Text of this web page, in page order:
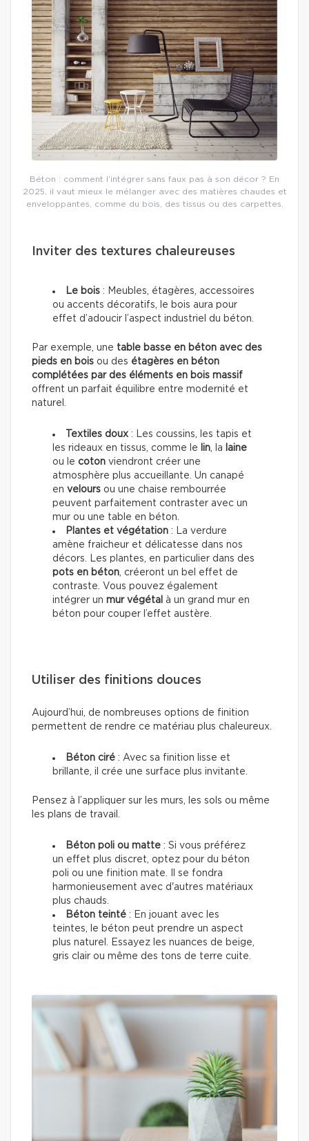
Béton : comment l’intégrer sans faux pas à son décor ? En
2025, il vaut mieux le mélanger avec des matières chaudes et
enveloppantes, comme du bois, des tissus ou des carpettes.
Inviter des textures chaleureuses
Le bois : Meubles, étagères, accessoires
ou accents décoratifs, le bois aura pour
effet d’adoucir l’aspect industriel du béton.
Par exemple, une table basse en béton avec des
pieds en bois ou des étagères en béton
complétées par des éléments en bois massif
offrent un parfait équilibre entre modernité et
naturel.
Textiles doux : Les coussins, les tapis et
les rideaux en tissus, comme le lin , la
laine
ou le coton viendront créer une
atmosphère plus accueillante. Un canapé
en velours ou une chaise rembourrée
peuvent parfaitement contraster avec un
mur ou une table en béton.
Plantes et végétation : La verdure
amène fraicheur et délicatesse dans nos
décors. Les plantes, en particulier dans des
pots en béton , créeront un bel effet de
contraste. Vous pouvez également
intégrer un mur végétal à un grand mur en
béton pour couper l’effet austère.
Utiliser des finitions douces
Aujourd’hui, de nombreuses options de finition
permettent de rendre ce matériau plus chaleureux.
Béton ciré : Avec sa finition lisse et
brillante, il crée une surface plus invitante.
Pensez à l’appliquer sur les murs, les sols ou même
les plans de travail.
Béton poli ou matte : Si vous préférez
un effet plus discret, optez pour du béton
poli ou une finition mate. Il se fondra
harmonieusement avec d'autres matériaux
plus chauds.
Béton teinté : En jouant avec les
teintes, le béton peut prendre un aspect
plus naturel. Essayez les nuances de beige,
gris clair ou même des tons de terre cuite.